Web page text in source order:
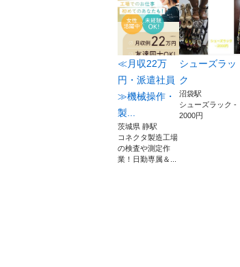
≪月収22万
円・派遣社員
≫機械操作・
製...
茨城県 静駅
コネクタ製造工場
の検査や測定作
業！日勤専属＆...
シューズラッ
ク
沼袋駅
シューズラック -
2000円